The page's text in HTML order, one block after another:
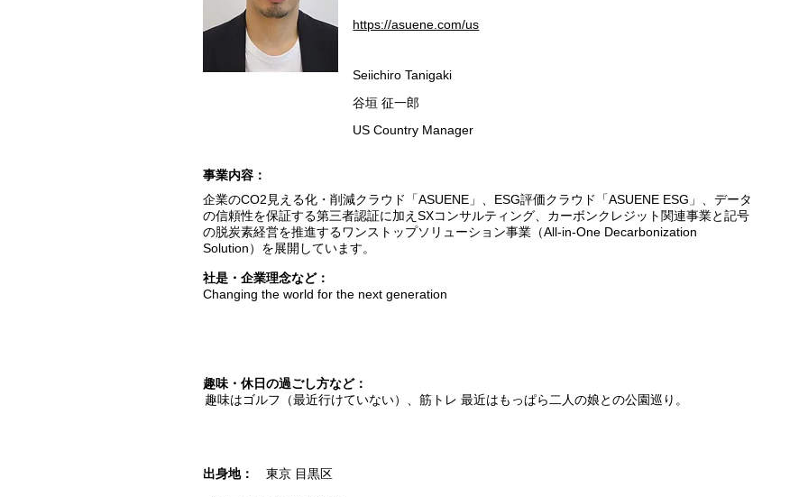
https://asuene.com/us
Seiichiro Tanigaki
谷垣 征一郎
US Country Manager
​事業内容：
企業のCO2見える化・削減クラウド「ASUENE」、ESG評価クラウド「ASUENE ESG」、データ
の信頼性を保証する第三者認証に加えSXコンサルティング、カーボンクレジット関連事業と記号
の脱炭素経営を推進するワンストップソリューション事業（All-in-One Decarbonization
Solution）を展開しています。
​社是・企業理念など：
Changing the world for the next generation
趣味・休日の過ごし方など：
趣味はゴルフ（最近行けていない）、筋トレ 最近はもっぱら二人の娘との公園巡り。
出身地： 東京 目黒区